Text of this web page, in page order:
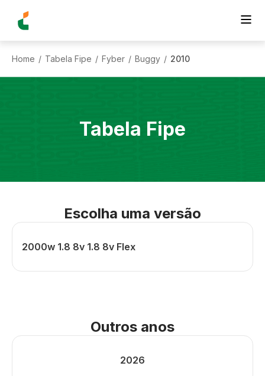
Home / Tabela Fipe / Fyber / Buggy / 2010
Tabela Fipe
Escolha uma versão
2000w 1.8 8v 1.8 8v Flex
Outros anos
2026